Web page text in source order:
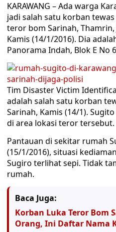
KARAWANG – Ada warga
jadi salah satu korban
teror bom Sarinah,
Kamis (14/1/2016). Dia
Panorama Indah, Blok E No
Tim Disaster Victim
adalah salah satu korban
Sarinah, Kamis (14/1).
di area lokasi teror tersebut.
Pantauan di sekitar rumah
(15/1/2016), situasi
Sugiro terlihat sepi. Tidak
rumah.
Baca Juga:
Korban Luka Teror Bom
Orang, Ini Daftar Nama